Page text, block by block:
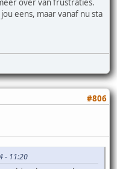
over van frustraties.
eens, maar vanaf nu sta
#806
- 11:20